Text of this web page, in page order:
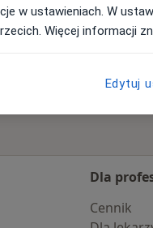
Dla
Cennik
w ustawieniach. W
Więcej informacji
Edytuj